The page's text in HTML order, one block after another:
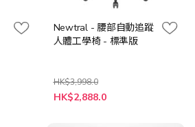
Newtral - 腰部自動追蹤
人體工學椅 - 標準版
HK$3,998.0
特
殊
HK$2,888.0